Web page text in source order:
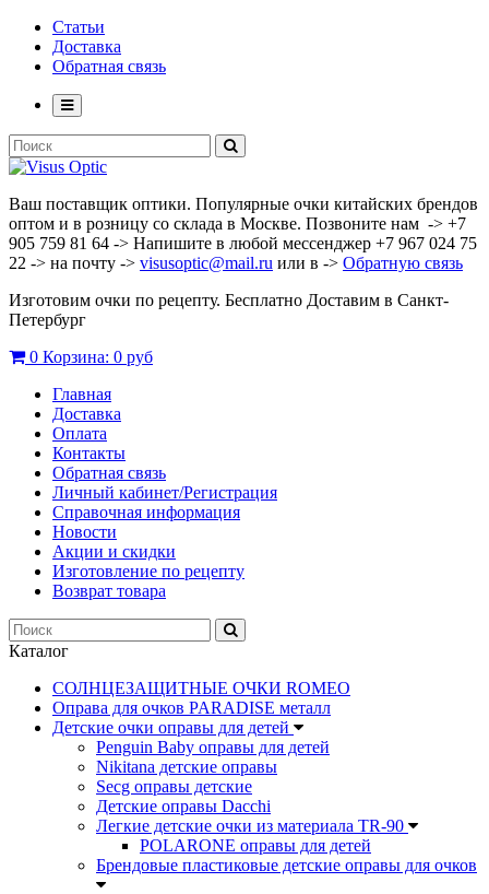
Статьи
Доставка
Обратная связь
Ваш поставщик оптики. Популярные очки китайских брендов
оптом и в розницу со склада в Москве. Позвоните нам -> +7
905 759 81 64 -> Напишите в любой мессенджер +7 967 024 75
22 -> на почту -> visusoptic@mail.ru или в -> Обратную связь
Изготовим очки по рецепту. Бесплатно Доставим в Санкт-
Петербург
0 Корзина: 0 руб
Главная
Доставка
Оплата
Контакты
Обратная связь
Личный кабинет/Регистрация
Справочная информация
Новости
Акции и скидки
Изготовление по рецепту
Возврат товара
Каталог
СОЛНЦЕЗАЩИТНЫЕ ОЧКИ ROMEO
Оправа для очков PARADISE металл
Детские очки оправы для детей
Penguin Baby оправы для детей
Nikitana детские оправы
Secg оправы детские
Детские оправы Dacchi
Легкие детские очки из материала TR-90
POLARONE оправы для детей
Брендовые пластиковые детские оправы для очков